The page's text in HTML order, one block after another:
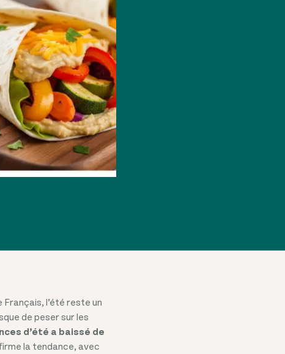
Français, l’été reste un
de peser sur les
d’été a baissé de
la tendance, avec